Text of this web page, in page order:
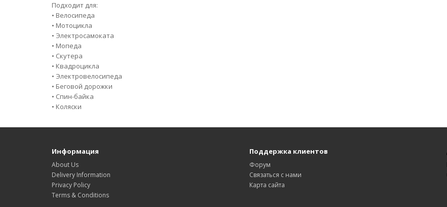
Подходит для:
• Велосипеда
• Мотоцикла
• Электросамоката
• Мопеда
• Скутера
• Квадроцикла
• Электровелосипеда
• Беговой дорожки
• Спин-байка
• Коляски
Информация
About Us
Delivery Information
Privacy Policy
Terms & Conditions
Поддержка клиентов
Форум
Связаться с нами
Карта сайта